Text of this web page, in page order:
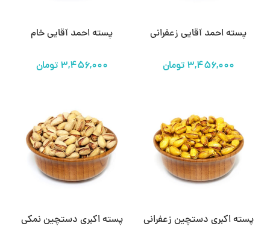
پسته احمد آقایی زعفرانی پسته احمد آقایی خام
پسته اکبری دستچین زعفرانی پسته اکبری دستچین نمکی